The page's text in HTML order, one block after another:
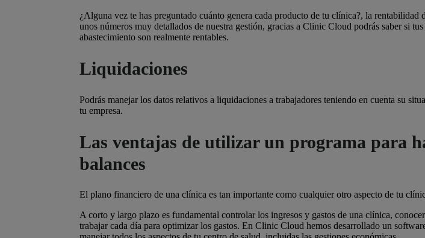
¿Alguna vez te has preguntado cuánto genera cada producto de tu clínica?, la rentabilidad
unos números muy detallados de nuestra gestión, gracias a Clinic Cloud podrás saber si
abastecimiento son realmente rentables.
Liquidaciones
Podrás manejar los datos relativos a liquidaciones a trabajadores teniendo en cuenta su
tu empresa.
Las ventajas de utilizar un programa para
balances
El plano financiero de una clínica es tan importante como cualquier otro aspecto de tu
A corto y largo plazo es fundamental controlar los ingresos y gastos de una clínica,
trabajar cada día para optimizar los gastos. En Clinic Cloud hemos desarrollado un